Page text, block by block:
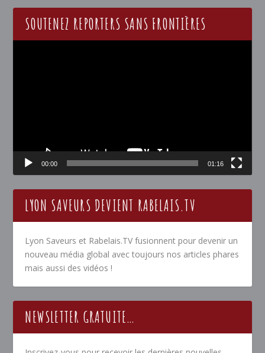
SOUTENEZ REPORTERS SANS FRONTIÈRES
00:00 01:16
LYON SAVEURS DEVIENT RABELAIS.TV
Lyon Saveurs et Rabelais.TV fusionnent pour devenir un
nouveau média global avec toujours nos articles phares
mais aussi des vidéos !
NEWSLETTER GRATUITE…